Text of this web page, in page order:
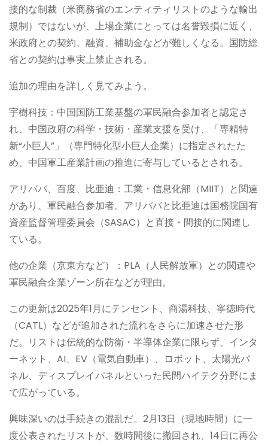
接的な制裁（米商務省のエンティティリストのような輸出
規制）ではないが、上場企業にとっては名誉毀損に近く、
米政府との契約、融資、補助金などが難しくなる。国防総
省との契約は事実上禁止される。
追加の理由を詳しく見てみよう。
宇樹科技：中国国防工業基盤の軍民融合参加者と認定さ
れ、中国政府の科学・技術・産業支援を受け、「専精特
新“小巨人”」（専門特化型小巨人企業）に指定されたた
め、中国軍工産業計画の推進に寄与しているとされる。
アリババ、百度、比亜迪：工業・信息化部（MIIT）と関連
があり、軍民融合参加者。アリババと比亜迪は国務院国有
資産監督管理委員会（SASAC）と直接・間接的に関連し
ている。
他の企業（京東方など）：PLA（人民解放軍）との関連や
軍民融合企業ゾーン所在などが理由。
この更新は2025年1月にテンセント、商湯科技、寧徳時代
（CATL）などが追加された流れをさらに加速させた形
だ。リストは伝統的な防衛・半導体企業に限らず、インタ
ーネット、AI、EV（電気自動車）、ロボット、太陽光パ
ネル、ディスプレイパネルといった民間ハイテク分野にま
で広がっている。
興味深いのは手続きの混乱だ。2月13日（現地時間）に一
度公表されたリストが、数時間後に撤回され、14日に再公